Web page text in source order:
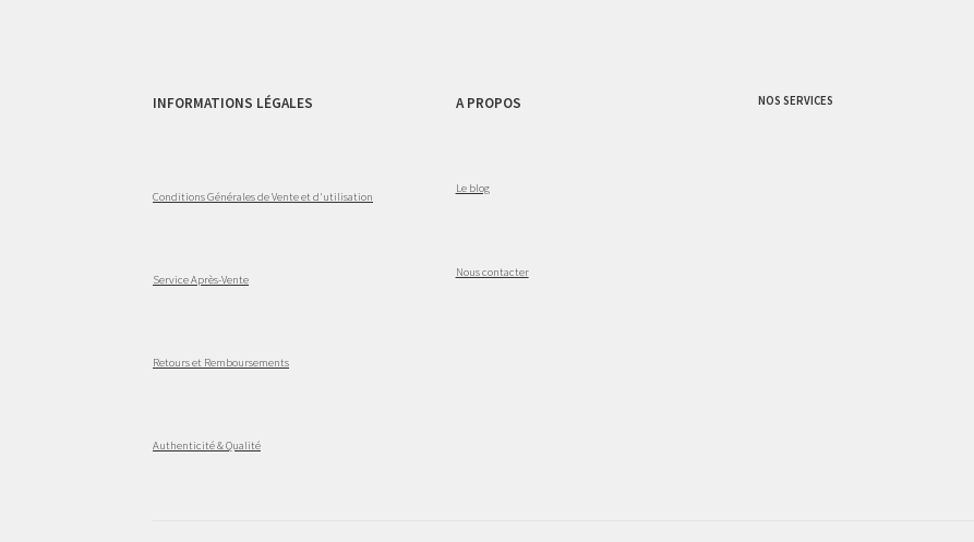
INFORMATIONS LÉGALES
Conditions Générales de Vente et d'utilisation
Service Après-Vente
Retours et Remboursements
Authenticité & Qualité
A PROPOS
Le blog
Nous contacter
NOS SERVICES